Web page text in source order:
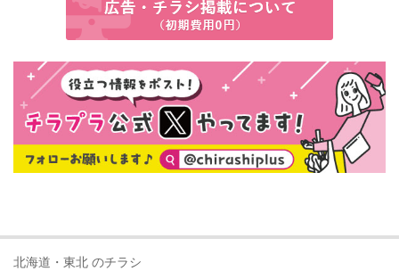
北海道・東北 のチラシ